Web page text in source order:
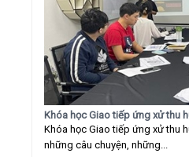
Khóa học Giao tiếp ứng xử thu
Khóa học Giao tiếp ứng xử thu
những câu chuyện, những...